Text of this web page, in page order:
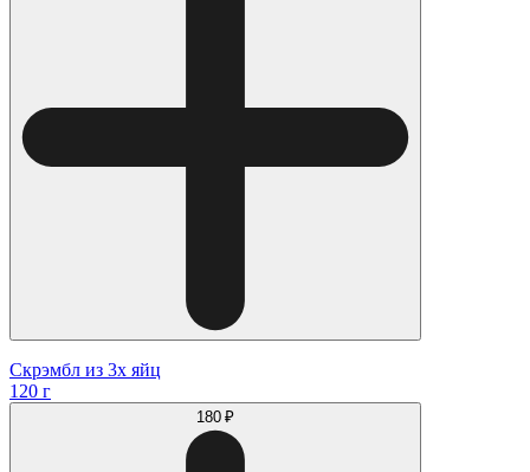
Скрэмбл из 3х яйц
120 г
180 ₽